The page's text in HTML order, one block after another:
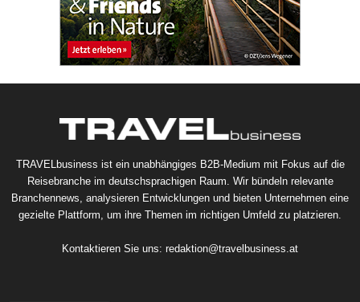
TRAVELbusiness ist ein unabhängiges B2B-Medium mit Fokus auf die
Reisebranche im deutschsprachigen Raum. Wir bündeln relevante
Branchennews, analysieren Entwicklungen und bieten Unternehmen eine
gezielte Plattform, um ihre Themen im richtigen Umfeld zu platzieren.
Kontaktieren Sie uns: redaktion@travelbusiness.at